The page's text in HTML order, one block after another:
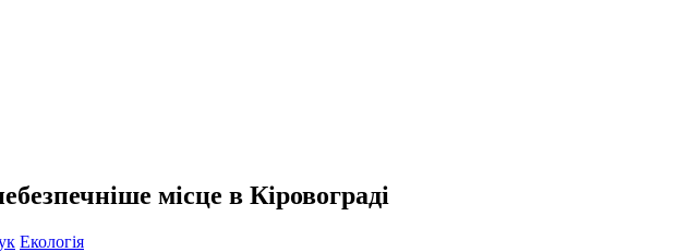
місце в Кіровограді
Екологія